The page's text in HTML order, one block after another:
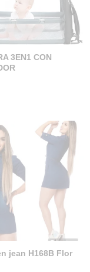
3EN1 CON
jean H168B Flor